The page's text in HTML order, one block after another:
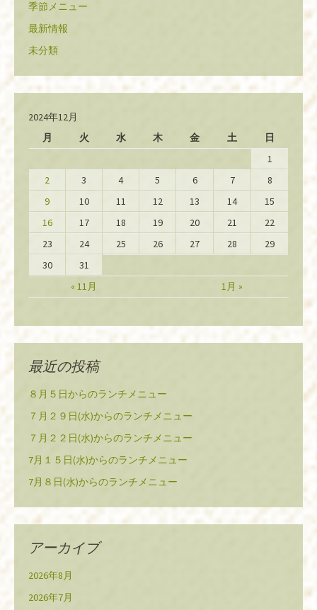
季節メニュー
最新情報
未分類
2024年12月
月
火 水 木 金 土 日
« 11月 1月 »
1
2
3 4 5 6 7
8
9
10 11 12 13 14
15
16
17 18 19 20 21
22
23
24 25 26 27 28
29
30
31
最近の投稿
８月５日からのランチメニュー
７月２９日(水)からのランチメニュー
７月２２日(水)からのランチメニュー
7月１５日(水)からのランチメニュー
7月８日(水)からのランチメニュー
アーカイブ
2026年8月
2026年7月